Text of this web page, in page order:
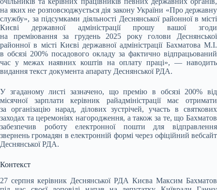
на яких не розповсюджується дія закону України «Про державну
службу», за підсумками діяльності Деснянської районної в місті
Києві державної адміністрації прошу вашої згоди
на преміювання за грудень 2025 року голови Деснянської
районної в місті Києві державної адміністрації Бахматова М.І.
в обсязі 200% посадового окладу за фактично відпрацьований
час у межах наявних коштів на оплату праці», — наводить
видання текст документа апарату Деснянської РДА.
У згаданому листі зазначено, що премію в обсязі 200% від
місячної зарплати керівник райадміністрації має отримати
за організацію нарад, ділових зустрічей, участь в святкових
заходах та церемоніях нагородження, а також за те, що Бахматов
забезпечив роботу електронної пошти для відправлення
звернень громадян в електронній формі через офіційний вебсайт
Деснянської РДА.
Контекст
27 серпня керівник Деснянської РДА Києва Максим Бахматов